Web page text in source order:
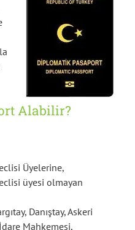
Alabilir?
Üyelerine,
üyesi olmayan
Danıştay, Askeri
Mahkemesi,